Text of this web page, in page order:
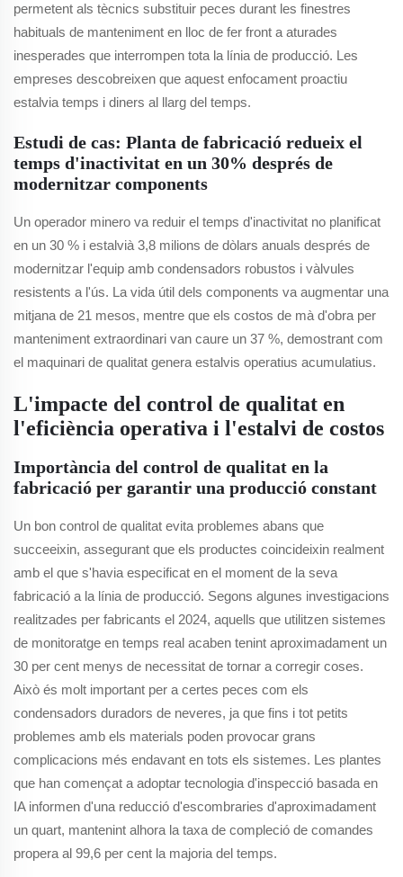
permetent als tècnics substituir peces durant les finestres
habituals de manteniment en lloc de fer front a aturades
inesperades que interrompen tota la línia de producció. Les
empreses descobreixen que aquest enfocament proactiu
estalvia temps i diners al llarg del temps.
Estudi de cas: Planta de fabricació redueix el
temps d'inactivitat en un 30% després de
modernitzar components
Un operador minero va reduir el temps d'inactivitat no planificat
en un 30 % i estalvià 3,8 milions de dòlars anuals després de
modernitzar l'equip amb condensadors robustos i vàlvules
resistents a l'ús. La vida útil dels components va augmentar una
mitjana de 21 mesos, mentre que els costos de mà d'obra per
manteniment extraordinari van caure un 37 %, demostrant com
el maquinari de qualitat genera estalvis operatius acumulatius.
L'impacte del control de qualitat en
l'eficiència operativa i l'estalvi de costos
Importància del control de qualitat en la
fabricació per garantir una producció constant
Un bon control de qualitat evita problemes abans que
succeeixin, assegurant que els productes coincideixin realment
amb el que s'havia especificat en el moment de la seva
fabricació a la línia de producció. Segons algunes investigacions
realitzades per fabricants el 2024, aquells que utilitzen sistemes
de monitoratge en temps real acaben tenint aproximadament un
30 per cent menys de necessitat de tornar a corregir coses.
Això és molt important per a certes peces com els
condensadors duradors de neveres, ja que fins i tot petits
problemes amb els materials poden provocar grans
complicacions més endavant en tots els sistemes. Les plantes
que han començat a adoptar tecnologia d'inspecció basada en
IA informen d'una reducció d'escombraries d'aproximadament
un quart, mantenint alhora la taxa de compleció de comandes
propera al 99,6 per cent la majoria del temps.